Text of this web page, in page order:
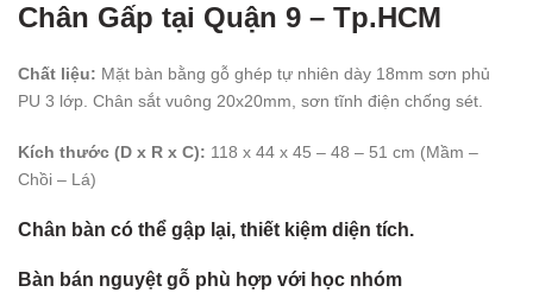
Chân Gấp tại Quận 9 – Tp.HCM
Chất liệu: Mặt bàn bằng gỗ ghép tự nhiên dày 18mm sơn phủ
PU 3 lớp. Chân sắt vuông 20x20mm, sơn tĩnh điện chống sét.
Kích thước (D x R x C): 118 x 44 x 45 – 48 – 51 cm (Mầm –
Chồi – Lá)
Chân bàn có thể gập lại, thiết kiệm diện tích.
Bàn bán nguyệt gỗ phù hợp với học nhóm